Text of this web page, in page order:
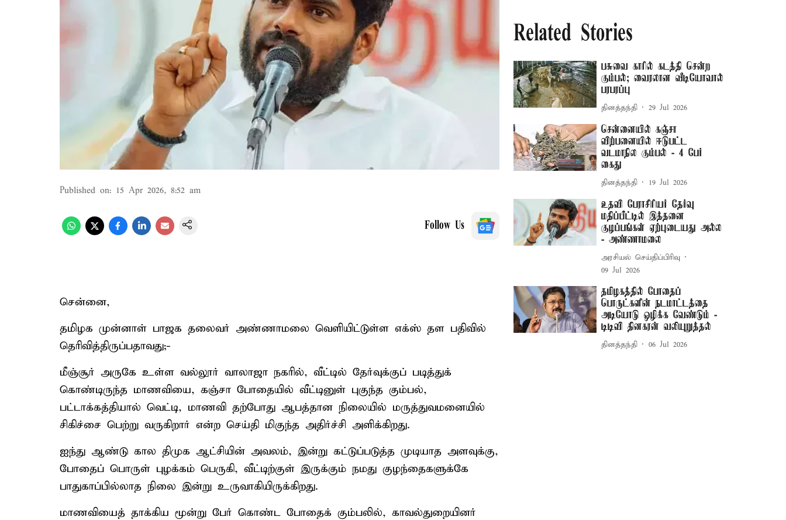
Published on: 15 Apr 2026, 8:52 am
Follow Us
சென்னை,
தமிழக முன்னாள் பாஜக தலைவர் அண்ணாமலை வெளியிட்டுள்ள எக்ஸ் தள பதிவில்
தெரிவித்திருப்பதாவது;-
மீஞ்சூர் அருகே உள்ள வல்லூர் வாலாஜா நகரில், வீட்டில் தேர்வுக்குப் படித்துக்
கொண்டிருந்த மாணவியை, கஞ்சா போதையில் வீட்டினுள் புகுந்த கும்பல்,
பட்டாக்கத்தியால் வெட்டி, மாணவி தற்போது ஆபத்தான நிலையில் மருத்துவமனையில்
சிகிச்சை பெற்று வருகிறார் என்ற செய்தி மிகுந்த அதிர்ச்சி அளிக்கிறது.
ஐந்து ஆண்டு கால திமுக ஆட்சியின் அவலம், இன்று கட்டுப்படுத்த முடியாத அளவுக்கு,
போதைப் பொருள் புழக்கம் பெருகி, வீட்டிற்குள் இருக்கும் நமது குழந்தைகளுக்கே
பாதுகாப்பில்லாத நிலை இன்று உருவாகியிருக்கிறது.
மாணவியைத் தாக்கிய மூன்று பேர் கொண்ட போதைக் கும்பலில், காவல்துறையினர்
Related Stories
பசுவை காரில் கடத்தி சென்ற
கும்பல்; வைரலான வீடியோவால்
பரபரப்பு
தினத்தந்தி 29 Jul 2026
சென்னையில் கஞ்சா
விற்பனையில் ஈடுபட்ட
வடமாநில கும்பல் - 4 பேர்
கைது
தினத்தந்தி 19 Jul 2026
உதவி பேராசிரியர் தேர்வு
மதிப்பீட்டில் இத்தனை
குழப்பங்கள் ஏற்புடையது அல்ல
- அண்ணாமலை
அரசியல் செய்திப்பிரிவு
09 Jul 2026
தமிழகத்தில் போதைப்
பொருட்களின் நடமாட்டத்தை
அடியோடு ஒழிக்க வேண்டும் -
டிடிவி தினகரன் வலியுறுத்தல்
தினத்தந்தி 06 Jul 2026